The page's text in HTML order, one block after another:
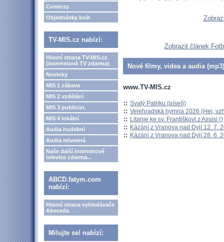
Comicsy
Objednávky knih
TV-MIS.cz nabízí:
Hlavní strana TV-MIS.cz
(internetová TV zdarma)
Novinky
MIS 1 zábava
MIS 2 vzdělání
MIS 3 publicist.
MIS 4 lokální
Audia hudební
Audia mluvená
Naše další internetové
televize zdarma...
ABCD.fatym.com
nabízí:
Hlavní strana vyhledávače
Abeceda
Milujte se! nabízí:
Zobrazit článek
Nové filmy, videa a audia
www.TV-MIS.cz
:: Svatý Patriku (píseň)
:: Velehradská hymna 2026 (Hej,
:: Litanie ke sv. Františkovi z Assisi ()
:: Kázání z Vranova nad Dyjí 12. 7.
:: Kázání z Vranova nad Dyjí 28. 6.